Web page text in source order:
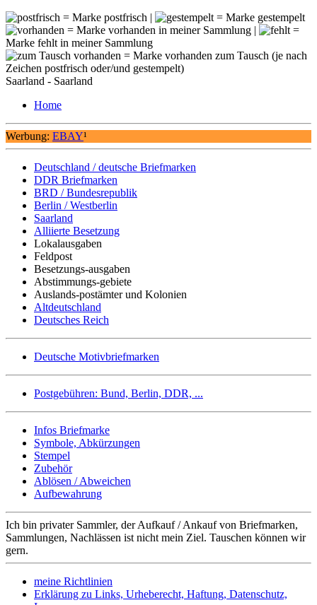
= Marke postfrisch |
= Marke gestempelt
= Marke vorhanden in meiner Sammlung |
=
Marke fehlt in meiner Sammlung
= Marke vorhanden zum Tausch (je nach
Zeichen postfrisch oder/und gestempelt)
Saarland - Saarland
Home
Werbung: EBAY¹
Deutschland / deutsche Briefmarken
DDR Briefmarken
BRD / Bundesrepublik
Berlin / Westberlin
Saarland
Alliierte Besetzung
Lokalausgaben
Feldpost
Besetzungs-ausgaben
Abstimmungs-gebiete
Auslands-postämter und Kolonien
Altdeutschland
Deutsches Reich
Deutsche Motivbriefmarken
Postgebühren: Bund, Berlin, DDR, ...
Infos Briefmarke
Symbole, Abkürzungen
Stempel
Zubehör
Ablösen / Abweichen
Aufbewahrung
Ich bin privater Sammler, der Aufkauf / Ankauf von Briefmarken,
Sammlungen, Nachlässen ist nicht mein Ziel. Tauschen können wir
gern.
meine Richtlinien
Erklärung zu Links, Urheberecht, Haftung, Datenschutz,